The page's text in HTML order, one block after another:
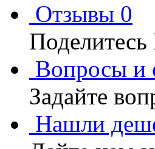
Отзывы 0
Вопросы и
Задайте
Нашли